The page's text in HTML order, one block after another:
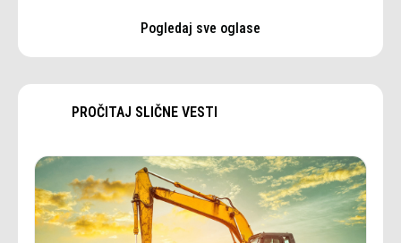
Pogledaj sve oglase
PROČITAJ SLIČNE VESTI